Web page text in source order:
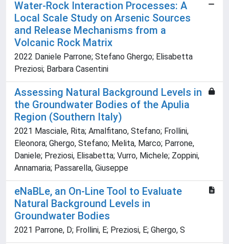
Water-Rock Interaction Processes: A
Local Scale Study on Arsenic Sources
and Release Mechanisms from a
Volcanic Rock Matrix
2022 Daniele Parrone; Stefano Ghergo; Elisabetta
Preziosi; Barbara Casentini
Assessing Natural Background Levels in
the Groundwater Bodies of the Apulia
Region (Southern Italy)
2021 Masciale, Rita; Amalfitano, Stefano; Frollini,
Eleonora; Ghergo, Stefano; Melita, Marco; Parrone,
Daniele; Preziosi, Elisabetta; Vurro, Michele; Zoppini,
Annamaria; Passarella, Giuseppe
eNaBLe, an On-Line Tool to Evaluate
Natural Background Levels in
Groundwater Bodies
2021 Parrone, D; Frollini, E; Preziosi, E; Ghergo, S